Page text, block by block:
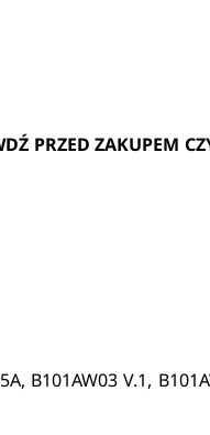
PRZED ZAKUPEM
B101AW03 V.1,